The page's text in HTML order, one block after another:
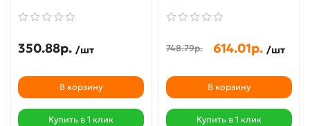
350.88р. /шт
В корзину
Купить в 1 клик
748.79р. 614.01р. /шт
В корзину
Купить в 1 клик